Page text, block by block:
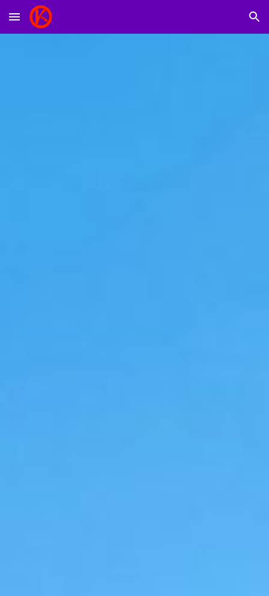
Skip to main content Skip to navigation